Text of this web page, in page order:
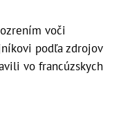
voči
podľa zdrojov
vo francúzskych